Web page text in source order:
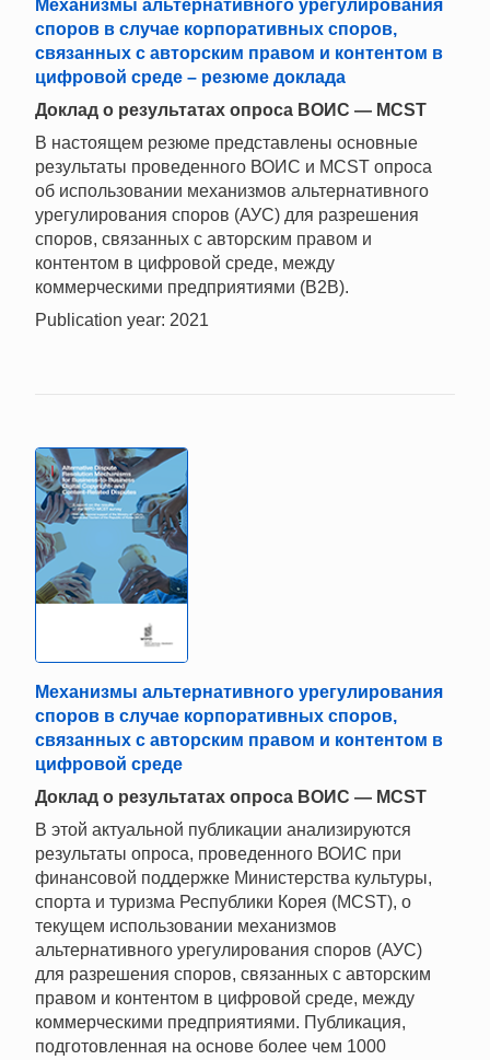
Механизмы альтернативного урегулирования
споров в случае корпоративных споров,
связанных с авторским правом и контентом в
цифровой среде – резюме доклада
Доклад о результатах опроса ВОИС — MCST
В настоящем резюме представлены основные
результаты проведенного ВОИС и MCST опроса
об использовании механизмов альтернативного
урегулирования споров (АУС) для разрешения
споров, связанных с авторским правом и
контентом в цифровой среде, между
коммерческими предприятиями (B2B).
Publication year: 2021
Механизмы альтернативного урегулирования
споров в случае корпоративных споров,
связанных с авторским правом и контентом в
цифровой среде
Доклад о результатах опроса ВОИС — MCST
В этой актуальной публикации анализируются
результаты опроса, проведенного ВОИС при
финансовой поддержке Министерства культуры,
спорта и туризма Республики Корея (MCST), о
текущем использовании механизмов
альтернативного урегулирования споров (АУС)
для разрешения споров, связанных с авторским
правом и контентом в цифровой среде, между
коммерческими предприятиями. Публикация,
подготовленная на основе более чем 1000